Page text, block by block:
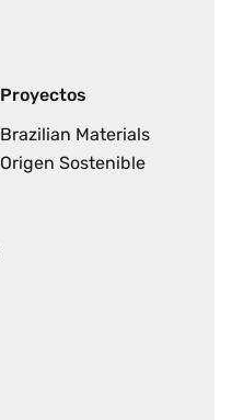
Proyectos
Brazilian Materials
Origen Sostenible